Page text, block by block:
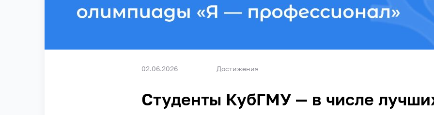
02.06.2026 Достижения
Студенты КубГМУ — в числе